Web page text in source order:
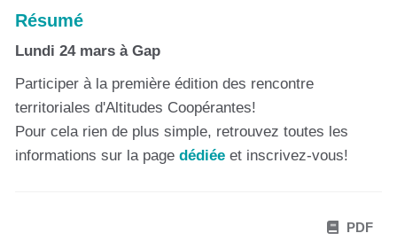
Résumé
Lundi 24 mars à Gap
Participer à la première édition des rencontre
territoriales d'Altitudes Coopérantes!
Pour cela rien de plus simple, retrouvez toutes les
informations sur la page dédiée et inscrivez-vous!
PDF